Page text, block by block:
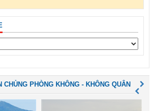
PHÒNG KHÔNG - KHÔNG QUÂN